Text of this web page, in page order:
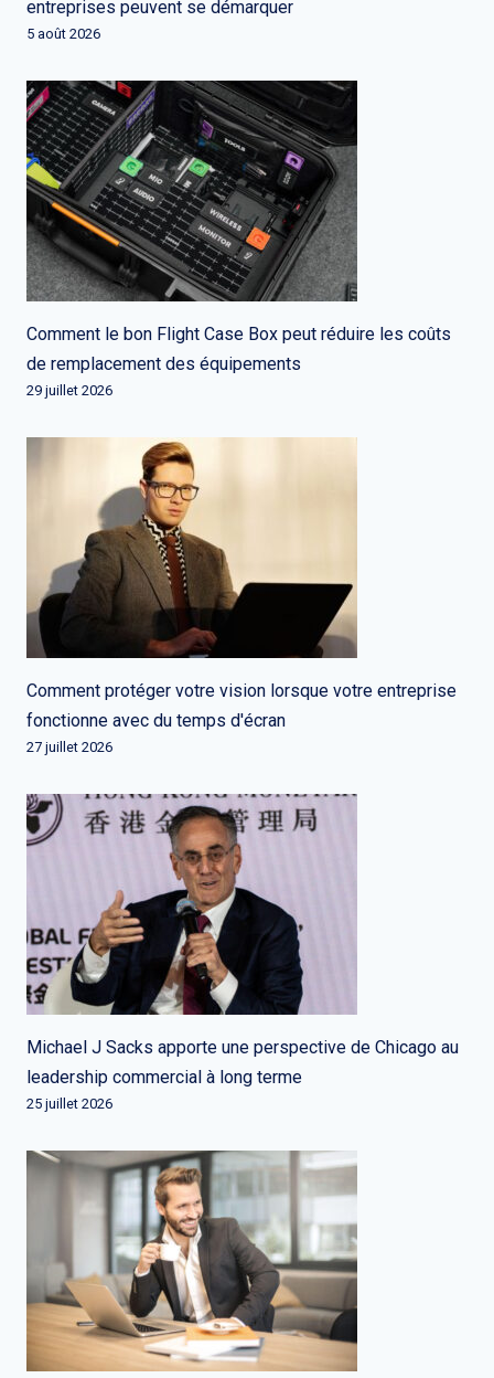
entreprises peuvent se démarquer
5 août 2026
Comment le bon Flight Case Box peut réduire les coûts
de remplacement des équipements
29 juillet 2026
Comment protéger votre vision lorsque votre entreprise
fonctionne avec du temps d'écran
27 juillet 2026
Michael J Sacks apporte une perspective de Chicago au
leadership commercial à long terme
25 juillet 2026